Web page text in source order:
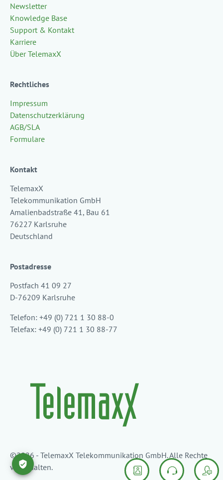
Newsletter
Knowledge Base
Support & Kontakt
Karriere
Über TelemaxX
Rechtliches
Impressum
Datenschutzerklärung
AGB/SLA
Formulare
Kontakt
TelemaxX
Telekommunikation GmbH
Amalienbadstraße 41, Bau 61
76227 Karlsruhe
Deutschland
Postadresse
Postfach 41 09 27
D-76209 Karlsruhe
Telefon: +49 (0) 721 1 30 88-0
Telefax: +49 (0) 721 1 30 88-77
©2026 - TelemaxX Telekommunikation GmbH. Alle Rechte
vorbehalten.